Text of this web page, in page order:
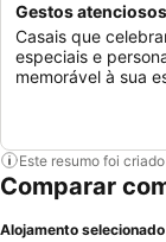
Gestos
Casais que
especiais e
memorável à sua
Este resumo foi
Comparar
Alojamento selecionado